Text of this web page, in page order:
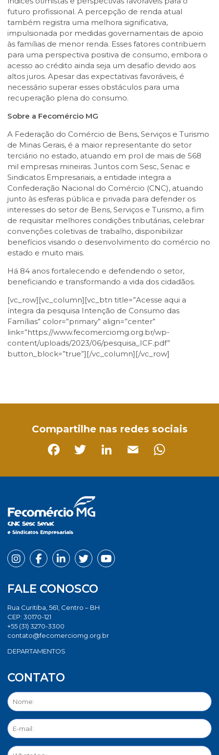
futuro profissional. A percepção de renda atual
também registra uma melhora significativa,
impulsionada por medidas governamentais de apoio
às famílias de menor renda. Esses fatores contribuem
para uma perspectiva positiva de consumo, embora o
acesso ao crédito ainda seja um desafio devido aos
altos juros. Apesar das expectativas favoráveis, é
necessário superar esses obstáculos para uma
recuperação plena do consumo.
Sobre a Fecomércio MG
A Federação do Comércio de Bens, Serviços e Turismo
de Minas Gerais, é a maior representante do setor
terciário no estado, atuando em prol de mais de 568
mil empresas mineiras. Juntos com Sesc, Senac e
Sindicatos Empresariais, a entidade integra a
Confederação Nacional do Comércio (CNC), atuando
junto às esferas pública e privada para defender os
interesses do setor de Bens, Serviços e Turismo, a fim
de requisitar melhores condições tributárias, celebrar
convenções coletivas de trabalho, disponibilizar
benefícios visando o desenvolvimento do comércio no
estado e muito mais.
Há 84 anos fortalecendo e defendendo o setor,
beneficiando e transformando a vida dos cidadãos.
[vc_row][vc_column][vc_btn title=”Acesse aqui a
íntegra da pesquisa Intenção de Consumo das
Famílias” color=”primary” align=”center”
link=”https://www.fecomerciomg.org.br/wp-
content/uploads/2023/06/pesquisa_ICF.pdf”
button_block=”true”][/vc_column][/vc_row]
Compartilhe nas redes sociais
FALE CONOSCO
Rua Curitiba, 561, Centro – BH
CEP: 30170-121
+55 (31) 3270-3300
contato@fecomerciomg.org.br
DEPARTAMENTOS
CONTATO